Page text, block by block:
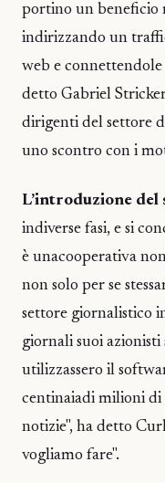
portino un beneficio
indirizzando un
web e
detto Gabriel
dirigenti del settore
uno scontro con i
L’introduzione del
indiverse fasi, e si
è unacooperativa
non solo per se
settore giornalistico
giornali suoi azionisti
utilizzassero il
centinaiadi milioni
notizie", ha detto
vogliamo fare".